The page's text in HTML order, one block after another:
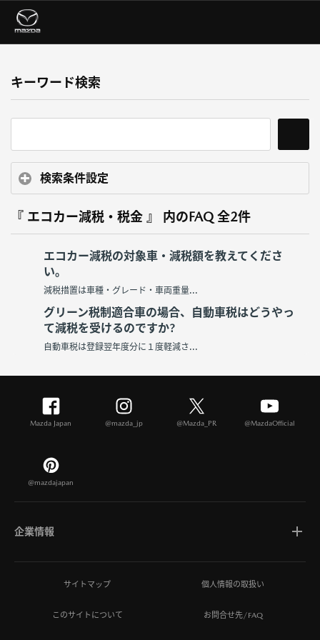
キーワード検索
検索条件設定
『 エコカー減税・税金 』 内のFAQ 全2件
エコカー減税の対象車・減税額を教えてくださ
い。
減税措置は車種・グレード・車両重量...
グリーン税制適合車の場合、自動車税はどうやっ
て減税を受けるのですか?
自動車税は登録翌年度分に１度軽減さ...
Mazda Japan @mazda_jp @Mazda_PR @MazdaOfficial
@mazdajapan
企業情報
マツダについて
ひとを想う価値創造
サイトマップ 個人情報の取扱い
このサイトについて お問合せ先/FAQ